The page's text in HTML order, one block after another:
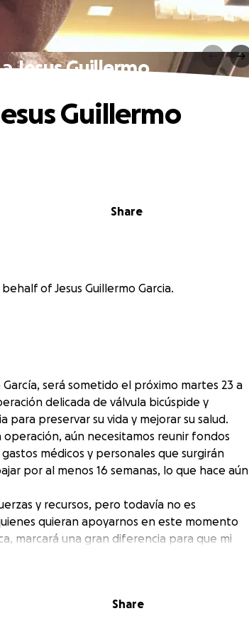
Jesus Guillermo
Share
Guillermo
of Jesus Guillermo Garcia.
García, será sometido el próximo martes 23 a
delicada de válvula bicúspide y
para preservar su vida y mejorar su salud.
aún necesitamos reunir fondos
médicos y personales que surgirán
por al menos 16 semanas, lo que hace aún
y recursos, pero todavía no es
quieran apoyarnos en este momento
marcará una gran diferencia para que mi
Share